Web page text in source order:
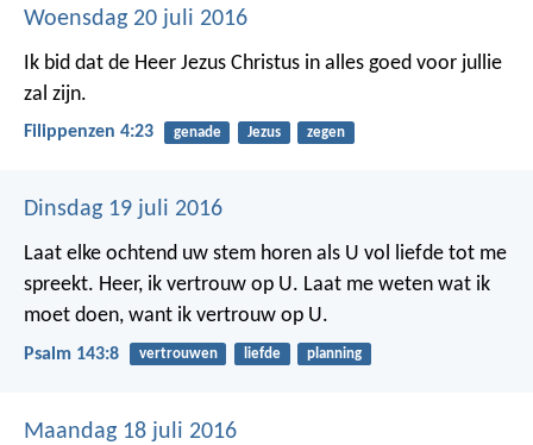
Woensdag 20 juli 2016
Ik bid dat de Heer Jezus Christus in alles goed voor jullie
zal zijn.
Filippenzen 4:23 genade Jezus zegen
Dinsdag 19 juli 2016
Laat elke ochtend uw stem horen als U vol liefde tot me
spreekt. Heer, ik vertrouw op U. Laat me weten wat ik
moet doen, want ik vertrouw op U.
Psalm 143:8 vertrouwen liefde planning
Maandag 18 juli 2016